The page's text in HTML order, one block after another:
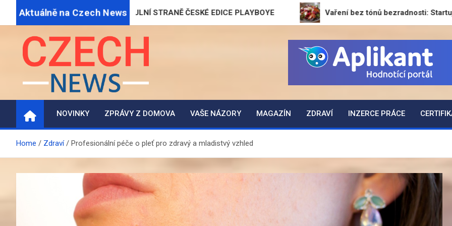
Aktuálně na Czech News
POPRVÉ NA TITULNÍ STRANĚ ČESKÉ EDICE PLAYBOYE Vaření bez tónů bezradnosti: Startuje
CZECH-NEWS.CZ
Magazín informací a zpravodajství
NOVINKY
ZPRÁVY Z DOMOVA VAŠE NÁZORY MAGAZÍN ZDRAVÍ INZERCE PRÁCE
Home Zdraví Profesionální péče o pleť pro zdravý a mladistvý vzhled